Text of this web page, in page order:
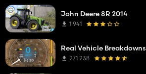
John Deere 8R 2014
1 941
Real Vehicle Breakdowns
271 238